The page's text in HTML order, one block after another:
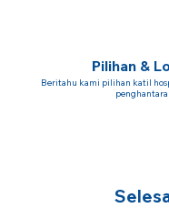
Pilihan &
Beritahu kami pilihan katil